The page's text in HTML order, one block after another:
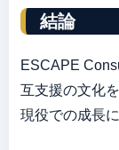
結論
ESCAPE
互支援の文化
現役での成長